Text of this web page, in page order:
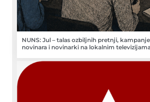
NUNS: Jul – talas ozbiljnih pretnji,
novinara i novinarki na lokalnim